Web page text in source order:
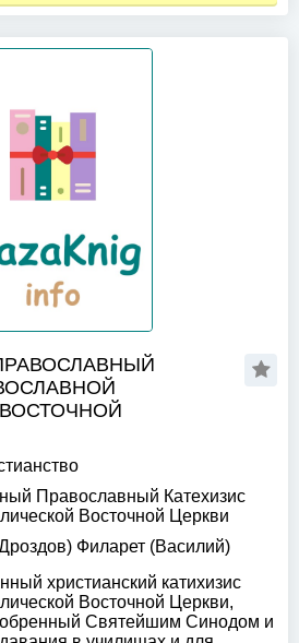
Православный Катехизис
Восточной Церкви
Филарет (Василий)
христианский катихизис
Восточной Церкви,
Святейшим Синодом и